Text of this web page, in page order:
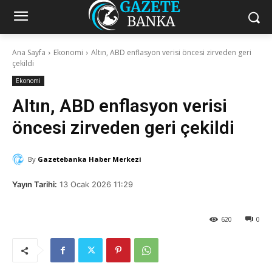
Ana Sayfa Ekonomi
Altın, ABD enflasyon verisi öncesi zirveden geri
çekildi
Ekonomi
Altın, ABD enflasyon verisi
öncesi zirveden geri çekildi
By Gazetebanka Haber Merkezi
Yayın Tarihi: 13 Ocak 2026 11:29
0
620